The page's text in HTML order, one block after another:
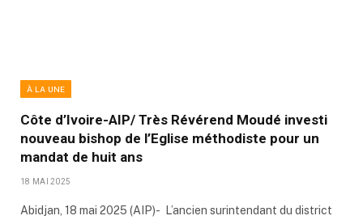
À LA UNE
Côte d’Ivoire-AIP/ Très Révérend Moudé investi
nouveau bishop de l’Eglise méthodiste pour un
mandat de huit ans
18 MAI 2025
Abidjan, 18 mai 2025 (AIP)- L’ancien surintendant du district